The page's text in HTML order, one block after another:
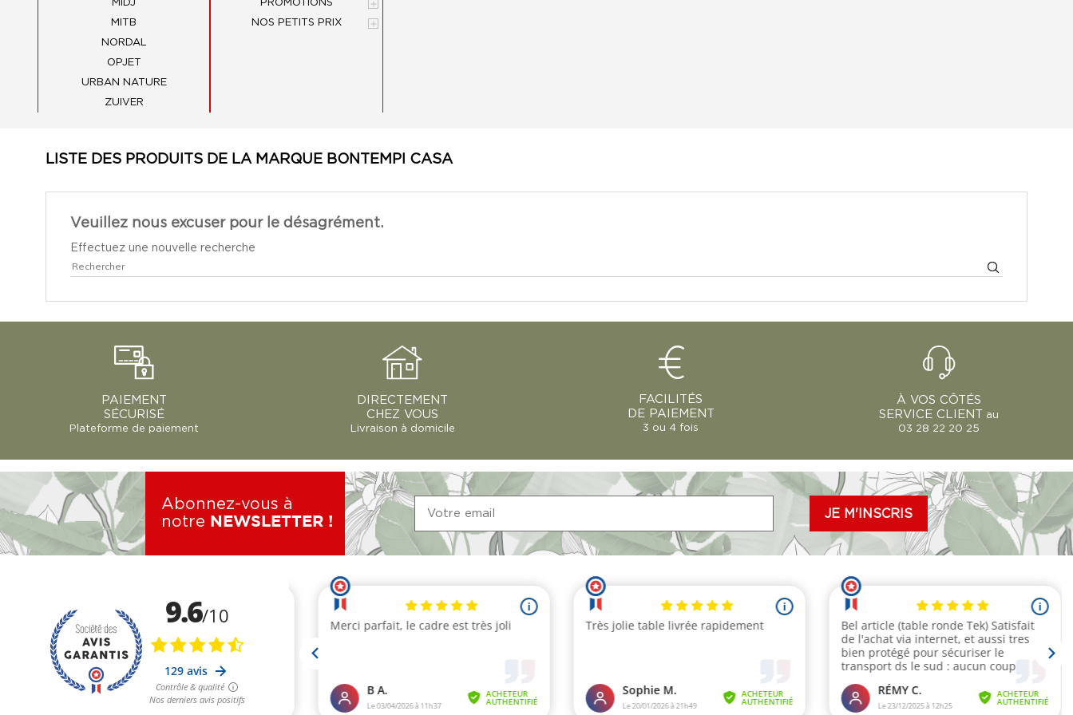
MIDJ
MITB
NORDAL
OPJET
URBAN NATURE
ZUIVER
PROMOTIONS 
NOS PETITS PRIX 
LISTE DES PRODUITS DE LA MARQUE BONTEMPI CASA
Veuillez nous excuser pour le désagrément.
Effectuez une nouvelle recherche
PAIEMENT
SÉCURISÉ
Plateforme de paiement
DIRECTEMENT
CHEZ VOUS
Livraison à domicile
FACILITÉS
DE PAIEMENT
3 ou 4 fois
À VOS CÔTÉS
SERVICE CLIENT
au
03 28 22 20 25
Abonnez-vous à
notre
NEWSLETTER !